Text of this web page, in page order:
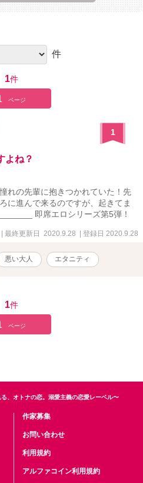
件
1件
ページ
1
よね？
れの先輩に抱きつかれていた！先
に進んで来るのですが、起きてま
即席エロシリーズ第5弾！
| 最終更新日 2020.9.28 | 登録日 2020.9.28
悪い大人 エタニティ
1件
ページ
、オトナの恋。溺愛主義の恋愛レーベル〜
作家募集
お問い合わせ
利用規約
アルファコイン利用規約